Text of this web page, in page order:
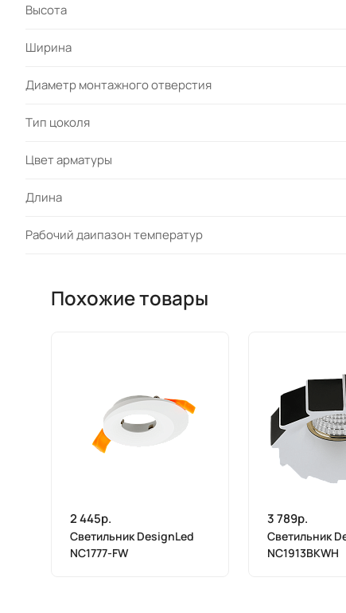
Высота
Ширина
Диаметр монтажного отверстия
Тип цоколя
Цвет арматуры
Длина
Рабочий даипазон температур
Похожие товары
2 445р.
Светильник DesignLed
NC1777-FW
3 789р.
Светильник
NC1913BKWH